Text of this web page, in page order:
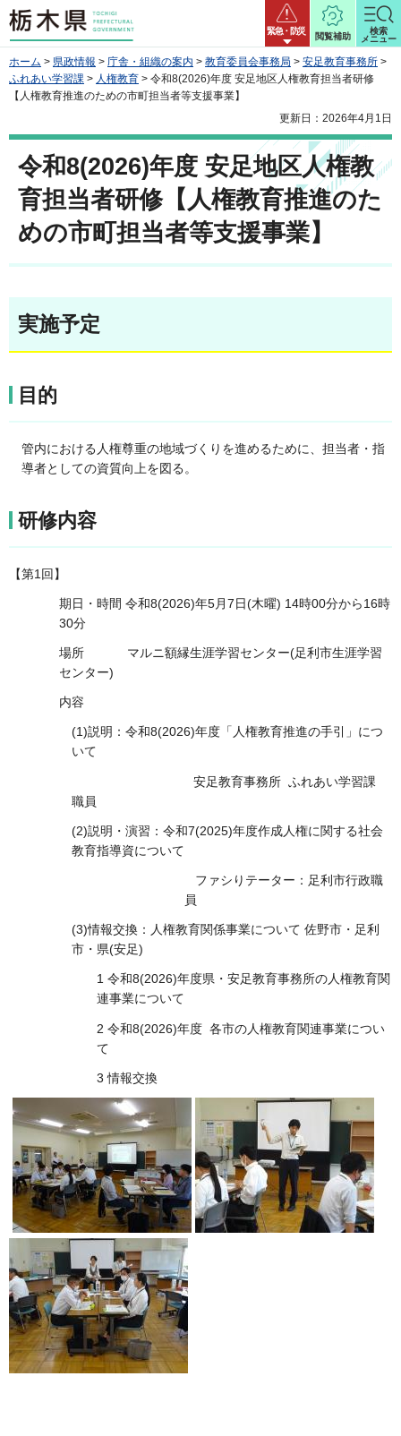
栃木県 緊急・防災
閲覧補助
検索
メニュー
ホーム > 県政情報 > 庁舎・組織の案内 > 教育委員会事務局 > 安足教育事務所 >
ふれあい学習課 > 人権教育 > 令和8(2026)年度 安足地区人権教育担当者研修
【人権教育推進のための市町担当者等支援事業】
更新日：2026年4月1日
令和8(2026)年度 安足地区人権教
育担当者研修【人権教育推進のた
めの市町担当者等支援事業】
実施予定
目的
管内における人権尊重の地域づくりを進めるために、担当者・指
導者としての資質向上を図る。
研修内容
【第1回】
期日・時間 令和8(2026)年5月7日(木曜) 14時00分から16時
30分
場所 マルニ額縁生涯学習センター(足利市生涯学習
センター)
内容
(1)説明：令和8(2026)年度「人権教育推進の手引」につ
いて
安足教育事務所 ふれあい学習課
職員
(2)説明・演習：令和7(2025)年度作成人権に関する社会
教育指導資について
ファシりテーター：足利市行政職
員
(3)情報交換：人権教育関係事業について 佐野市・足利
市・県(安足)
1 令和8(2026)年度県・安足教育事務所の人権教育関
連事業について
2 令和8(2026)年度 各市の人権教育関連事業につい
て
3 情報交換